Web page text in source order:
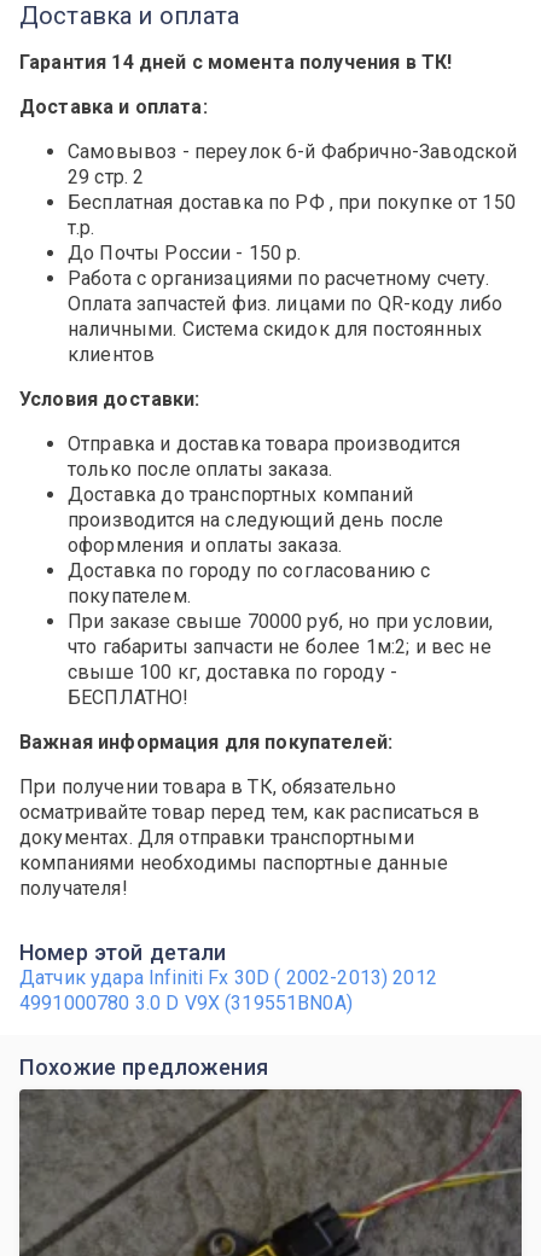
Доставка и оплата
Гарантия 14 дней с момента получения в ТК!
Доставка и оплата:
Самовывоз - переулок 6-й Фабрично-Заводской
29 стр. 2
Бесплатная доставка по РФ , при покупке от 150
т.р.
До Почты России - 150 р.
Работа с организациями по расчетному счету.
Оплата запчастей физ. лицами по QR-коду либо
наличными. Система скидок для постоянных
клиентов
Условия доставки:
Отправка и доставка товара производится
только после оплаты заказа.
Доставка до транспортных компаний
производится на следующий день после
оформления и оплаты заказа.
Доставка по городу по согласованию с
покупателем.
При заказе свыше 70000 руб, но при условии,
что габариты запчасти не более 1м:2; и вес не
свыше 100 кг, доставка по городу -
БЕСПЛАТНО!
Важная информация для покупателей:
При получении товара в ТК, обязательно
осматривайте товар перед тем, как расписаться в
документах. Для отправки транспортными
компаниями необходимы паспортные данные
получателя!
Номер этой детали
Датчик удара Infiniti Fx 30D ( 2002-2013) 2012
4991000780 3.0 D V9X (319551BN0A)
Похожие предложения